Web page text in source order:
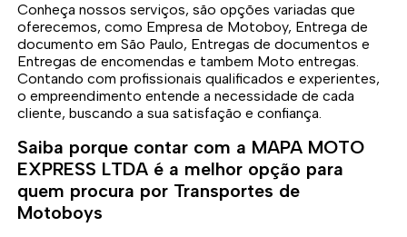
Conheça nossos serviços, são opções variadas que
oferecemos, como Empresa de Motoboy, Entrega de
documento em São Paulo, Entregas de documentos e
Entregas de encomendas e tambem Moto entregas.
Contando com profissionais qualificados e experientes,
o empreendimento entende a necessidade de cada
cliente, buscando a sua satisfação e confiança.
Saiba porque contar com a MAPA MOTO
EXPRESS LTDA é a melhor opção para
quem procura por Transportes de
Motoboys